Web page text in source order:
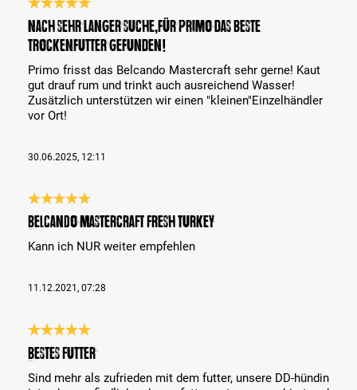
Reseña con calificación de 5 de 5 estrellas
Nach sehr langer Suche,für Primo das beste
Trockenfutter gefunden!
Primo frisst das Belcando Mastercraft sehr gerne! Kaut
gut drauf rum und trinkt auch ausreichend Wasser!
Zusätzlich unterstützen wir einen "kleinen"Einzelhändler
vor Ort!
30.06.2025, 12:11
Reseña con calificación de 5 de 5 estrellas
BELCANDO MASTERCRAFT Fresh Turkey
Kann ich NUR weiter empfehlen
11.12.2021, 07:28
Reseña con calificación de 5 de 5 estrellas
Bestes Futter
Sind mehr als zufrieden mit dem futter, unsere DD-hündin